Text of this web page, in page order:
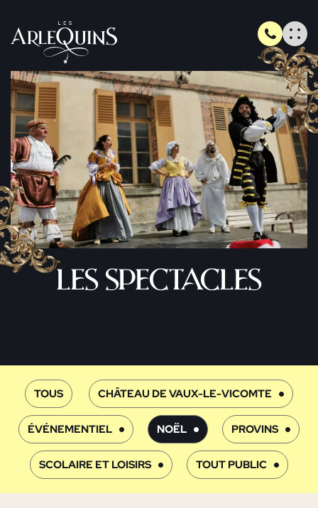
Les spectacles
TOUS CHÂTEAU DE VAUX-LE-VICOMTE
ÉVÉNEMENTIEL NOËL PROVINS
SCOLAIRE ET LOISIRS TOUT PUBLIC